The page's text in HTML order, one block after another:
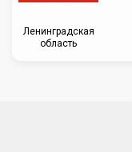
Ленинградская
область